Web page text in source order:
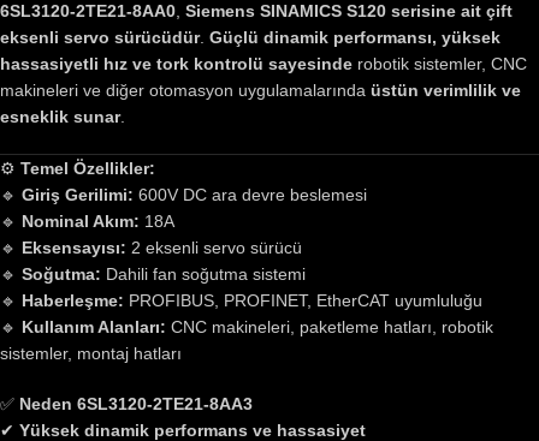
6SL3120-2TE21-8AA0 Siemens SINAMICS S120 serisine ait çift
eksenli servo sürücüdür. Güçlü dinamik performansı, yüksek
hassasiyetli hız ve tork kontrolü sayesinde robotik sistemler, CNC
makineleri ve diğer otomasyon uygulamalarında üstün verimlilik ve
esneklik sunar.
⚙ Temel Özellikler:
🔹 Giriş Gerilimi: 600V DC ara devre beslemesi
🔹 Nominal Akım: 18A
🔹 Eksensayısı: 2 eksenli servo sürücü
🔹 Soğutma: Dahili fan soğutma sistemi
🔹 Haberleşme: PROFIBUS, PROFINET, EtherCAT uyumluluğu
🔹 Kullanım Alanları: CNC makineleri, paketleme hatları, robotik
sistemler, montaj hatları
✅ Neden 6SL3120-2TE21-8AA3
✔ Yüksek dinamik performans ve hassasiyet